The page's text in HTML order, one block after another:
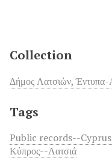
Collection
Δήμος Λατσιών, Έντυπα-
Tags
Public records--
Κύπρος--Λατσιά